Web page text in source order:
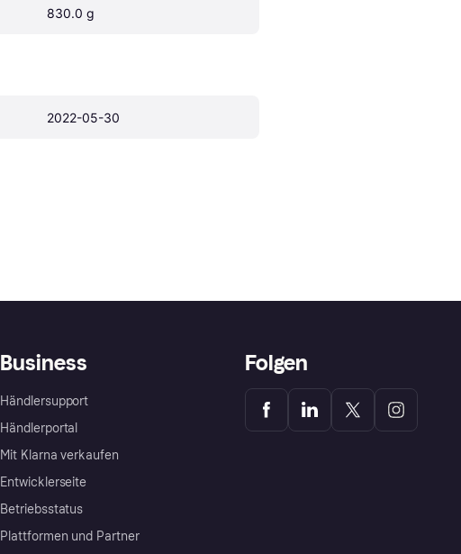
830.0 g
2022-05-30
Business
Händlersupport
Händlerportal
Mit Klarna verkaufen
Entwicklerseite
Betriebsstatus
Plattformen und Partner
Folgen